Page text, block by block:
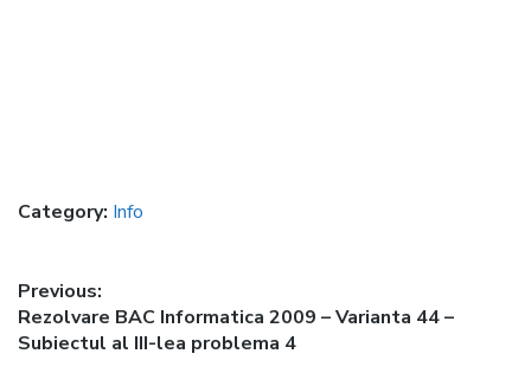
Category: Info
Post
navigation
Previous:
Previous
post:
Rezolvare BAC Informatica 2009 – Varianta 44 –
Subiectul al III-lea problema 4